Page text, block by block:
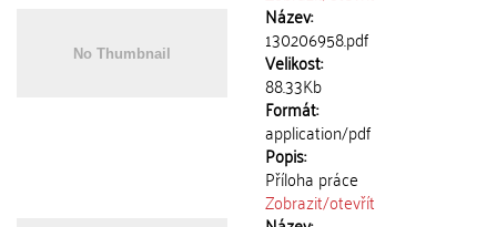
Název:
130206958.pdf
Velikost:
88.33Kb
Formát:
application/pdf
Popis:
Příloha práce
Zobrazit/otevřít